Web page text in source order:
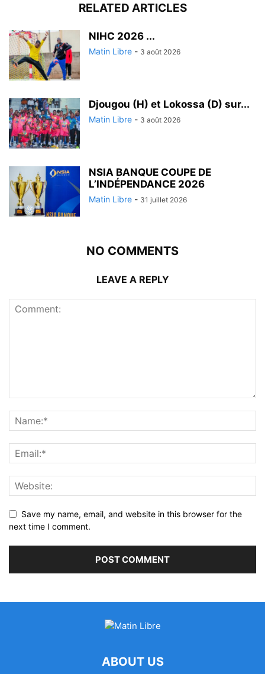
RELATED ARTICLES
‎NIHC 2026 ...
Matin Libre - 3 août 2026
Djougou (H) et Lokossa (D) sur...
Matin Libre - 3 août 2026
NSIA BANQUE COUPE DE
L’INDÉPENDANCE 2026
Matin Libre - 31 juillet 2026
NO COMMENTS
LEAVE A REPLY
Save my name, email, and website in this browser for the
next time I comment.
ABOUT US